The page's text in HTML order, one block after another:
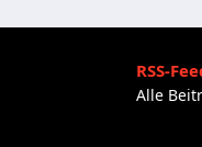
RSS-
Alle